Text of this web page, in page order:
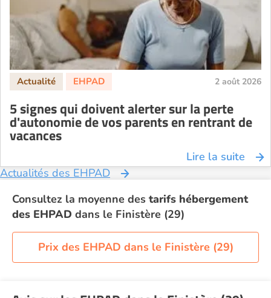
2 août 2026
5 signes qui doivent alerter sur la perte
d'autonomie de vos parents en rentrant de
vacances
Lire la suite
Actualités des EHPAD
Consultez la moyenne des tarifs hébergement
des EHPAD dans le Finistère (29)
Prix des EHPAD dans le Finistère (29)